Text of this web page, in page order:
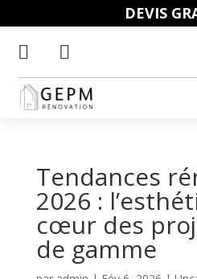
DEVIS
 
Tendances
2026 :
cœur des
de gamme